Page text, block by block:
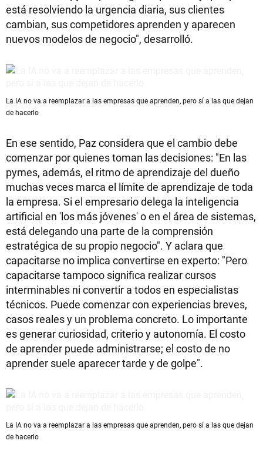
está resolviendo la urgencia diaria, sus clientes
cambian, sus competidores aprenden y aparecen
nuevos modelos de negocio", desarrolló.
La IA no va a reemplazar a las empresas que aprenden, pero sí a las que dejan
de hacerlo
En ese sentido, Paz considera que el cambio debe
comenzar por quienes toman las decisiones: "En las
pymes, además, el ritmo de aprendizaje del dueño
muchas veces marca el límite de aprendizaje de toda
la empresa. Si el empresario delega la inteligencia
artificial en 'los más jóvenes' o en el área de sistemas,
está delegando una parte de la comprensión
estratégica de su propio negocio". Y aclara que
capacitarse no implica convertirse en experto: "Pero
capacitarse tampoco significa realizar cursos
interminables ni convertir a todos en especialistas
técnicos. Puede comenzar con experiencias breves,
casos reales y un problema concreto. Lo importante
es generar curiosidad, criterio y autonomía. El costo
de aprender puede administrarse; el costo de no
aprender suele aparecer tarde y de golpe".
La IA no va a reemplazar a las empresas que aprenden, pero sí a las que dejan
de hacerlo